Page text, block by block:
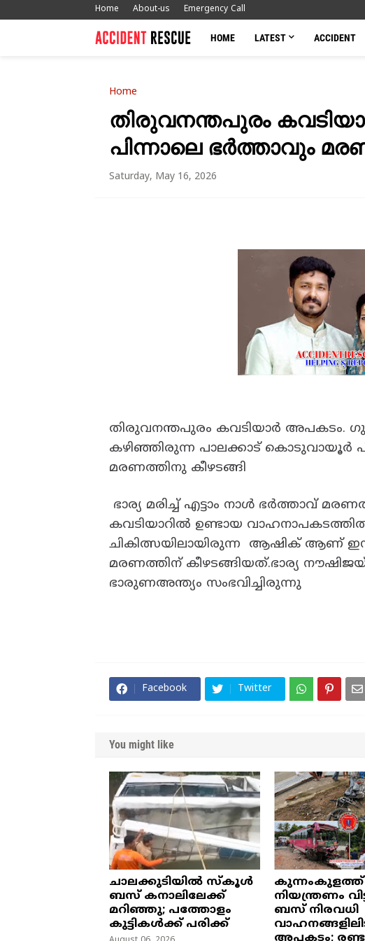
Home About-us Emergency Call
HOME LATEST ACCIDENT
Home
തിരുവനന്തപുരം
പിന്നാലെ ഭർത്താവും
Saturday, May 16, 2026
തിരുവനന്തപുരം കവടിയാർ അപകടം.
കഴിഞ്ഞിരുന്ന പാലക്കാട് കൊടുവായൂർ
മരണത്തിനു കീഴടങ്ങി
ഭാര്യ മരിച്ച് എട്ടാം നാൾ ഭർത്താവ്
കവടിയാറിൽ ഉണ്ടായ
ചികിത്സയിലായിരുന്ന ആഷിക് ആണ്
മരണത്തിന് കീഴടങ്ങിയത്.ഭാര്യ
ഭാരുണഅന്ത്യം സംഭവിച്ചിരുന്നു
Facebook Twitter
You might like
ചാലക്കുടിയിൽ സ്കൂൾ
ബസ് കനാലിലേക്ക്
മറിഞ്ഞു; പത്തോളം
കുട്ടികൾക്ക് പരിക്ക്
കുന്നംകുളത്ത്
നിയന്ത്രണം
ബസ് നിരവധി
അപകടം;